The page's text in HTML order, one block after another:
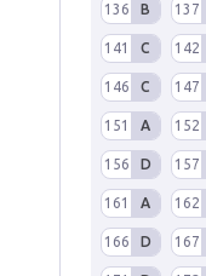
136 B 137
141 C 142
146 C 147
151 A 152
156 D 157
161 A 162
166 D 167